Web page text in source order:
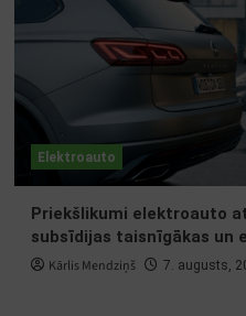
Elektroauto
Priekšlikumi elektroauto
subsīdijas taisnīgākas un
Kārlis Mendziņš 7. augusts,